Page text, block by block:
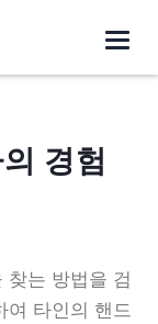
경험
찾는 방법을 검
여 타인의 핸드